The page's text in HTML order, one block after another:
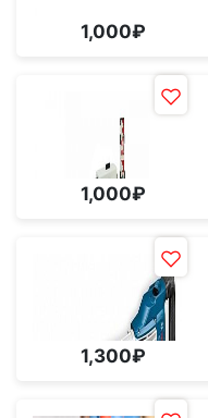
1,000₽
1,000₽
1,300₽